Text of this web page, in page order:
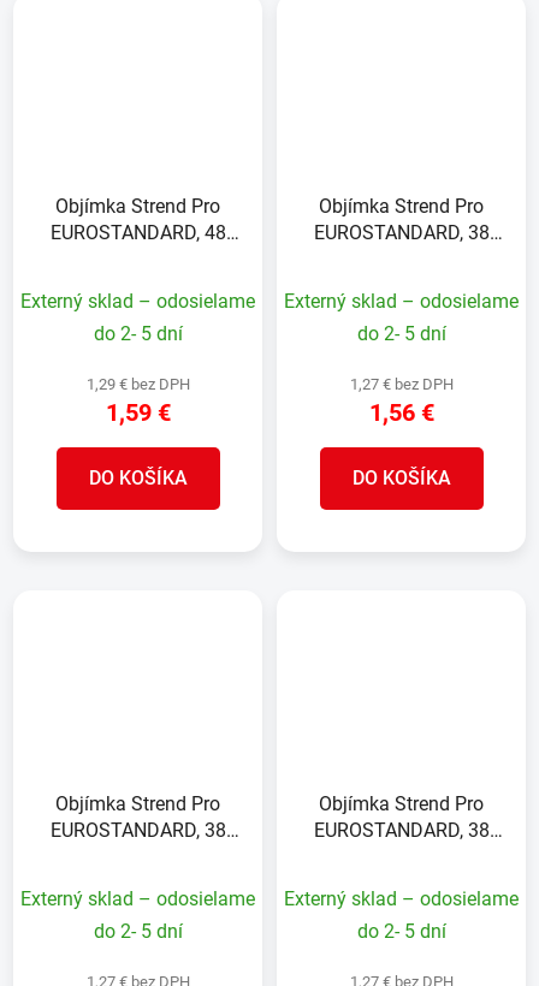
Objímka Strend Pro
EUROSTANDARD, 48
stĺpik
Externý sklad – odosielame
do 2- 5 dní
1,29 € bez DPH
1,59 €
DO KOŠÍKA
Objímka Strend Pro
EUROSTANDARD, 38
stĺpik
Externý sklad – odosielame
do 2- 5 dní
1,27 € bez DPH
1,56 €
DO KOŠÍKA
Objímka Strend Pro
EUROSTANDARD, 38
stĺpik
Externý sklad – odosielame
do 2- 5 dní
1,27 € bez DPH
Objímka Strend Pro
EUROSTANDARD, 38
stĺpik
Externý sklad – odosielame
do 2- 5 dní
1,27 € bez DPH